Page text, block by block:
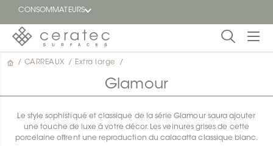
CONSOMMATEURS
En
Trouver
/ CARREAUX / Extra large /
Glamour
Le style sophistiqué et classique de la série Glamour saura ajouter
une touche de luxe à votre décor. Les veinures grises de cette
porcelaine offrent une reproduction du calacatta classique blanc.